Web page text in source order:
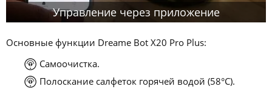
Управление через приложение
Основные функции Dreame Bot X20 Pro Plus:
Самоочистка.
Полоскание салфеток горячей водой (58°C).